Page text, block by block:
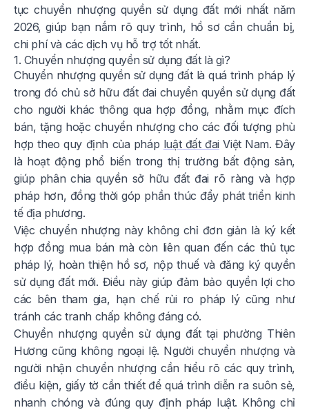
tục chuyển nhượng quyền sử dụng đất mới nhất năm
2026, giúp bạn nắm rõ quy trình, hồ sơ cần chuẩn bị,
chi phí và các dịch vụ hỗ trợ tốt nhất.
1. Chuyển nhượng quyền sử dụng đất là gì?
Chuyển nhượng quyền sử dụng đất là quá trình pháp lý
trong đó chủ sở hữu đất đai chuyển quyền sử dụng đất
cho người khác thông qua hợp đồng, nhằm mục đích
bán, tặng hoặc chuyển nhượng cho các đối tượng phù
hợp theo quy định của pháp luật đất đai Việt Nam. Đây
là hoạt động phổ biến trong thị trường bất động sản,
giúp phân chia quyền sở hữu đất đai rõ ràng và hợp
pháp hơn, đồng thời góp phần thúc đẩy phát triển kinh
tế địa phương.
Việc chuyển nhượng này không chỉ đơn giản là ký kết
hợp đồng mua bán mà còn liên quan đến các thủ tục
pháp lý, hoàn thiện hồ sơ, nộp thuế và đăng ký quyền
sử dụng đất mới. Điều này giúp đảm bảo quyền lợi cho
các bên tham gia, hạn chế rủi ro pháp lý cũng như
tránh các tranh chấp không đáng có.
Chuyển nhượng quyền sử dụng đất tại phường Thiên
Hương cũng không ngoại lệ. Người chuyển nhượng và
người nhận chuyển nhượng cần hiểu rõ các quy trình,
điều kiện, giấy tờ cần thiết để quá trình diễn ra suôn sẻ,
nhanh chóng và đúng quy định pháp luật. Không chỉ